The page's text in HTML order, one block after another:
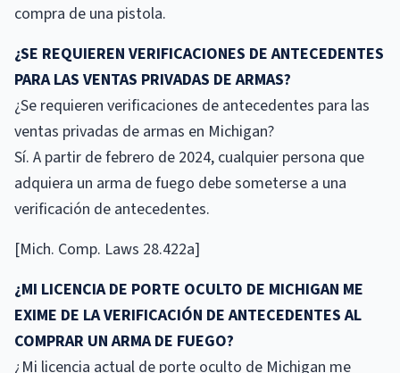
compra de una pistola.
¿SE REQUIEREN VERIFICACIONES DE ANTECEDENTES
PARA LAS VENTAS PRIVADAS DE ARMAS?
¿Se requieren verificaciones de antecedentes para las
ventas privadas de armas en Michigan?
Sí. A partir de febrero de 2024, cualquier persona que
adquiera un arma de fuego debe someterse a una
verificación de antecedentes.
[Mich. Comp. Laws 28.422a]
¿MI LICENCIA DE PORTE OCULTO DE MICHIGAN ME
EXIME DE LA VERIFICACIÓN DE ANTECEDENTES AL
COMPRAR UN ARMA DE FUEGO?
¿Mi licencia actual de porte oculto de Michigan me